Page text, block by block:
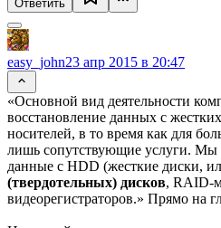
Ответить
easy_john23 апр 2015 в 20:47
«Основной вид деятельности
восстановление данных с
носителей, в то время как для
лишь сопутствующие услуги. Мы
данные с HDD (жесткие диски,
(твердотельных) дисков, RAID-
видеорегистраторов.» Прямо на